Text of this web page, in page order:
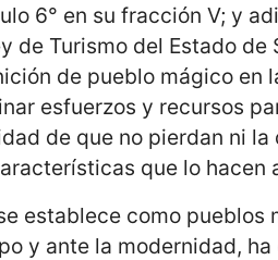
6° en su fracción V; y
de Turismo del Estado
de pueblo mágico en
esfuerzos y recursos
de que no pierdan ni
que lo hacen
establece como pueblos
y ante la modernidad,